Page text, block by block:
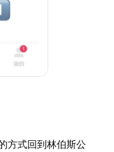
方式回到林伯斯公